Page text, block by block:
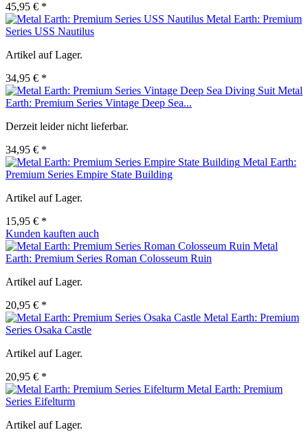
45,95 € *
Metal Earth: Premium
Series USS Nautilus
Artikel auf Lager.
34,95 € *
Metal
Earth: Premium Series Vintage Deep Sea...
Derzeit leider nicht lieferbar.
34,95 € *
Metal Earth:
Premium Series Empire State Building
Artikel auf Lager.
15,95 € *
Kunden kauften auch
Metal
Earth: Premium Series Roman Colosseum Ruin
Artikel auf Lager.
20,95 € *
Metal Earth: Premium
Series Osaka Castle
Artikel auf Lager.
20,95 € *
Metal Earth: Premium
Series Eifelturm
Artikel auf Lager.